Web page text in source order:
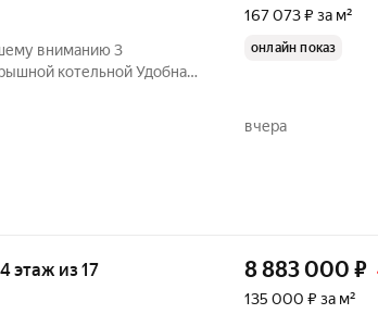
вниманию 3
котельной Удобная
есть вместительная
167 073 ₽ за м²
онлайн показ
вчера
этаж из 17 8 883 000 ₽
135 000 ₽ за м²